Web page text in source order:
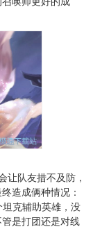
让队友措不及防，
造成俩种情况：
克辅助英雄，没
是打团还是对线